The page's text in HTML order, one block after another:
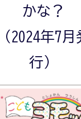
かな？
（2024年7月
行）